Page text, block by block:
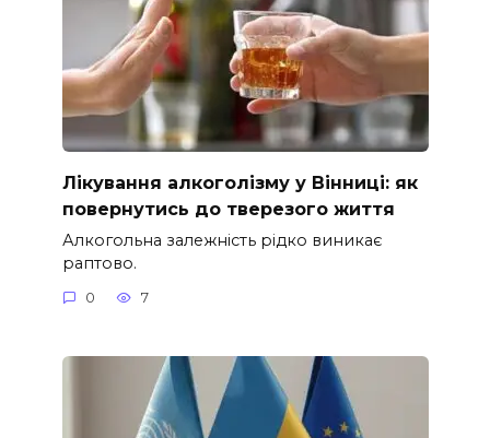
Лікування алкоголізму у Вінниці: як
повернутись до тверезого життя
Алкогольна залежність рідко виникає
раптово.
0 7